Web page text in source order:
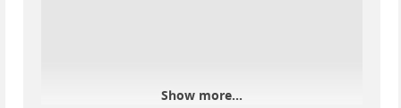
Show more...